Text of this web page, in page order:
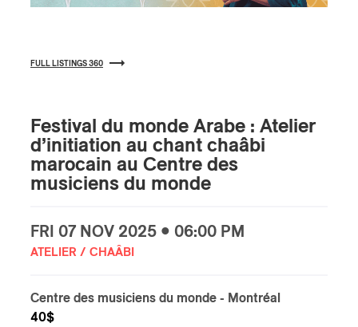
FULL LISTINGS 360
Festival du monde Arabe : Atelier
d’initiation au chant chaâbi
marocain au Centre des
musiciens du monde
FRI 07 NOV 2025 • 06:00 PM
ATELIER / CHAÂBI
Centre des musiciens du monde - Montréal
40$